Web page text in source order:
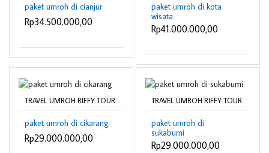
paket umroh di cianjur
Rp34.500.000,00
paket umroh di kota
wisata
Rp41.000.000,00
TRAVEL UMROH RIFFY TOUR
paket umroh di cikarang
Rp29.000.000,00
TRAVEL UMROH RIFFY TOUR
paket umroh di
sukabumi
Rp29.000.000,00